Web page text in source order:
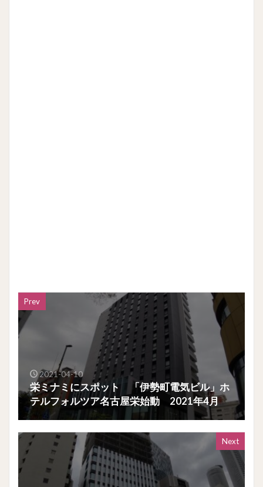
Prev
2021-04-10
栄ミナミにスポット 「伊勢町電気ビル」ホ
テルフォルツア名古屋栄始動 2021年4月
Next